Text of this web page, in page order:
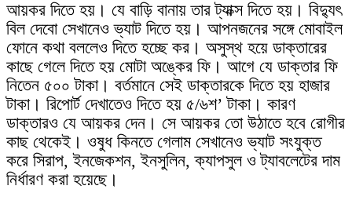
আয়কর দিতে হয়। যে বাড়ি বানায় তার ট্যাক্স দিতে হয়। বিদ্যুৎ
বিল দেবো সেখানেও ভ্যাট দিতে হয়। আপনজনের সঙ্গে মোবাইল
ফোনে কথা বললেও দিতে হচ্ছে কর। অসুস্থ হয়ে ডাক্তারের
কাছে গেলে দিতে হয় মোটা অঙ্কের ফি। আগে যে ডাক্তার ফি
নিতেন ৫০০ টাকা। বর্তমানে সেই ডাক্তারকে দিতে হয় হাজার
টাকা। রিপোর্ট দেখাতেও দিতে হয় ৫/৬শ’ টাকা। কারণ
ডাক্তারও যে আয়কর দেন। সে আয়কর তো উঠাতে হবে রোগীর
কাছ থেকেই। ওষুধ কিনতে গেলাম সেখানেও ভ্যাট সংযুক্ত
করে সিরাপ, ইনজেকশন, ইনসুলিন, ক্যাপসুল ও ট্যাবলেটের দাম
নির্ধারণ করা হয়েছে।